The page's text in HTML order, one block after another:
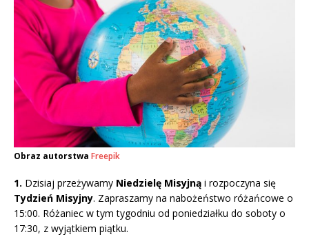
Obraz autorstwa Freepik
1. Dzisiaj przeżywamy Niedzielę Misyjną i rozpoczyna się
Tydzień Misyjny. Zapraszamy na nabożeństwo różańcowe o
15:00. Różaniec w tym tygodniu od poniedziałku do soboty o
17:30, z wyjątkiem piątku.